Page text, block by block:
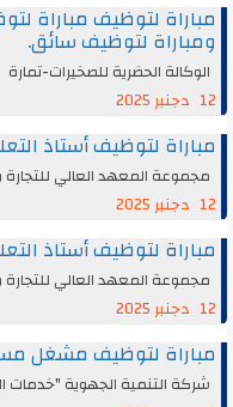
لتوظيف مباراة لتوظيف
لتوظيف سائق.
الحضرية للصخيرات-تمارة
لتوظيف أستاذ التعليم
المعهد العالي للتجارة وإدارة
لتوظيف أستاذ التعليم
المعهد العالي للتجارة وإدارة
لتوظيف مشغل مساعد
التنمية الجهوية "خدمات الشرق"